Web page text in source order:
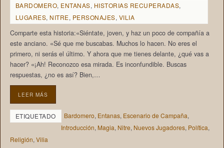
BARDOMERO, ENTANAS, HISTORIAS RECUPERADAS,
LUGARES, NITRE, PERSONAJES, VILIA
Comparte esta historia:«Siéntate, joven, y haz un poco de compañía a
este anciano. «Sé que me buscabas. Muchos lo hacen. No eres el
primero, ni serás el último. Y ahora que me tienes delante, ¿qué vas a
hacer? «¡Ah! Reconozco esa mirada. Es inconfundible. Buscas
respuestas, ¿no es así? Bien,…
LEER MÁS
ETIQUETADO Bardomero, Entanas, Escenario de Campaña,
Introducción, Magia, Nitre, Nuevos Jugadores, Política,
Religión, Vilia